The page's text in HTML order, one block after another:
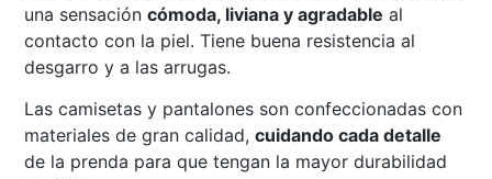
una sensacióncómoda, liviana y agradable al
contacto con la piel. Tiene buena resistencia al
desgarro y a las arrugas.
Las camisetas y pantalones son confeccionadas con
materiales de gran calidad,cuidando cada detalle
de la prenda para que tengan la mayor durabilidad